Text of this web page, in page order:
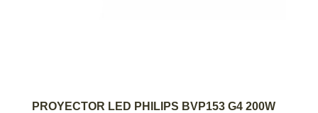
AGREGAR AL CARRITO
PROYECTOR LED PHILIPS BVP153 G4 200W